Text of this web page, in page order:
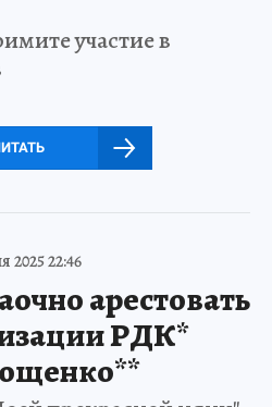
участие в
2025 22:46
арестовать
РДК*